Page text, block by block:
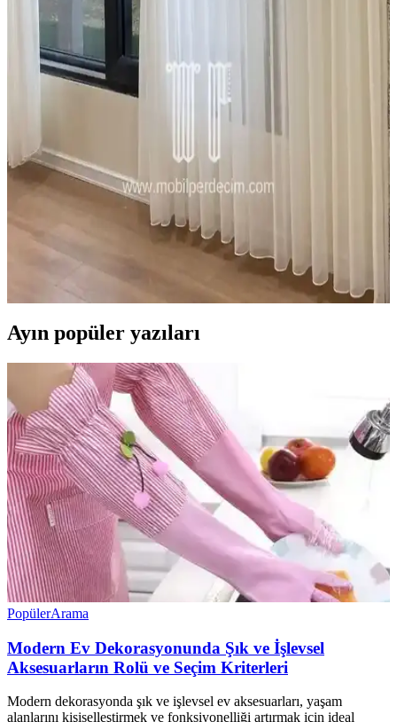
Bebek odası için güvenli ve sağlıklı halı ile perde seçimi, malzeme
kalitesi ve tasarım detaylarıyla çocuk sağlığını koruma altına alır.
Doğru seçimler ve düzenli bakım önemlidir.
Jüt Perdeler: Doğal ve Dayanıklı Dekorasyon
Seçenekleri İçin Kapsamlı Rehber
Jüt perdeler, doğal malzemeleri ve dayanıklılıklarıyla iç ve dış
mekanlara sıcaklık katan sürdürülebilir dekorasyon ürünleridir.
Farklı modelleri ve bakım ipuçlarıyla yaşam alanlarınızı
güzelleştirin.
Ev Dekorasyonunda Tül Perdeler: Şıklık ve
Fonksiyonellik Bir Arada
Tül perdeler, hafif ve şeffaf yapılarıyla mekanlara ferahlık ve zarafet
katar, renk uyumu ve bakım ipuçlarıyla ev dekorasyonunu tamamlar.
Ayın popüler yazıları
PopülerArama
Modern Ev Dekorasyonunda Şık ve İşlevsel
Aksesuarların Rolü ve Seçim Kriterleri
Modern dekorasyonda şık ve işlevsel ev aksesuarları, yaşam
alanlarını kişiselleştirmek ve fonksiyonelliği artırmak için ideal